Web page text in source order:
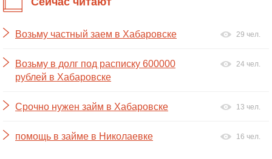
Возьму частный заем в Хабаровске 29 чел.
Возьму в долг под расписку 600000
рублей в Хабаровске
24 чел.
Срочно нужен займ в Хабаровске 13 чел.
помощь в займе в Николаевке 16 чел.